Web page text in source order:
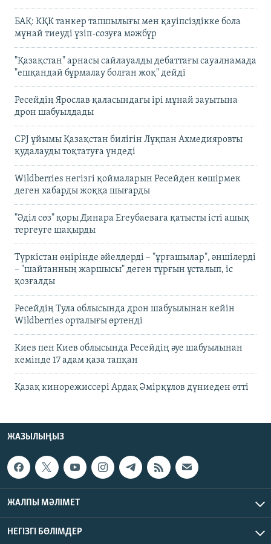
БАҚ: КҚК танкер тапшылығы мен қауіпсіздікке бола
мұнай тиеуді үзіп-созуға мәжбүр
"Қазақстан" арнасы сайлауалды дебаттағы сауалнамада
"ешқандай бұрмалау болған жоқ" дейді
Ресейдің Ярослав қаласындағы ірі мұнай зауытына
дрон шабуылдады
CPJ ұйымы Қазақстан билігін Лұқпан Ахмедияровты
қудалауды тоқтатуға үндеді
Wildberries негізгі қоймаларын Ресейден көшірмек
деген хабарды жоққа шығарды
"Әділ сөз" қоры Динара Егеубаеваға қатысты істі ашық
тергеуге шақырды
Түркістан өңірінде әйелдерді – "ұрғашылар", әншілерді
– "шайтанның жаршысы" деген тұрғын ұсталып, іс
қозғалды
Ресейдің Тула облысында дрон шабуылынан кейін
Wildberries орталығы өртенді
Киев пен Киев облысында Ресейдің әуе шабуылынан
кемінде 17 адам қаза тапқан
Қазақ кинорежиссері Ардақ Әмірқұлов дүниеден өтті
ЖАЗЫЛЫҢЫЗ
ЖАЛПЫ МӘЛІМЕТ
НЕГІЗГІ БӨЛІМДЕР